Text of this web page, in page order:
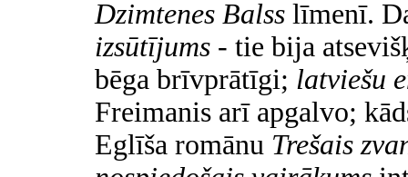
Dzimtenes Balss līmenī.
izsūtījums - tie bija
bēga brīvprātīgi; latviešu
Freimanis arī apgalvo;
Eglīša romānu Trešais